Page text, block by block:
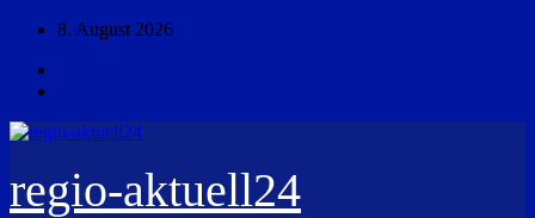
Zum
springen
8. August 2026
regio-aktuell24